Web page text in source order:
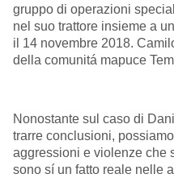
gruppo di operazioni
nel suo trattore insieme a
il 14 novembre 2018.
della comunitá mapuce
Nonostante sul caso di
trarre conclusioni,
aggressioni e violenze che
sono sí un fatto reale nelle